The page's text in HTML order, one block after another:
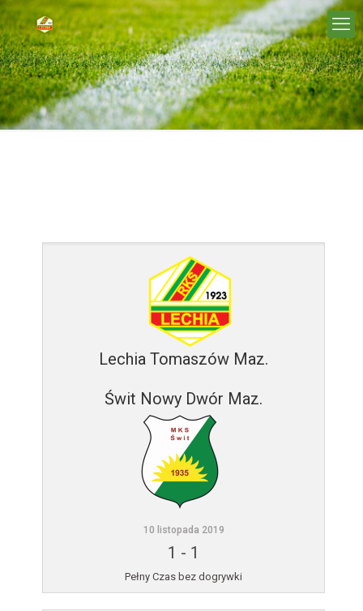
Lechia Tomaszów Maz.
Świt Nowy Dwór Maz.
10 listopada 2019
1 - 1
Pełny Czas bez dogrywki